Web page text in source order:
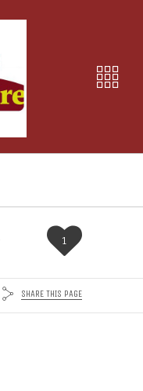
1
SHARE THIS PAGE